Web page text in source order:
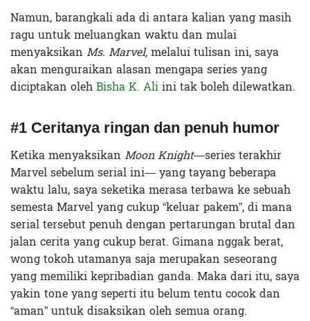
Namun, barangkali ada di antara kalian yang masih
ragu untuk meluangkan waktu dan mulai
menyaksikan Ms. Marvel,melalui tulisan ini, saya
akan menguraikan alasan mengapa series yang
diciptakan olehBisha K. Aliini tak boleh dilewatkan.
#1 Ceritanya ringan dan penuh humor
Ketika menyaksikan Moon Knight—series terakhir
Marvel sebelum serial ini— yang tayang beberapa
waktu lalu, saya seketika merasa terbawa ke sebuah
semesta Marvel yang cukup “keluar pakem”, di mana
serial tersebut penuh dengan pertarungan brutal dan
jalan cerita yang cukup berat. Gimana nggak berat,
wong tokoh utamanya saja merupakan seseorang
yang memiliki kepribadian ganda. Maka dari itu, saya
yakin tone yang seperti itu belum tentu cocok dan
“aman” untuk disaksikan oleh semua orang.